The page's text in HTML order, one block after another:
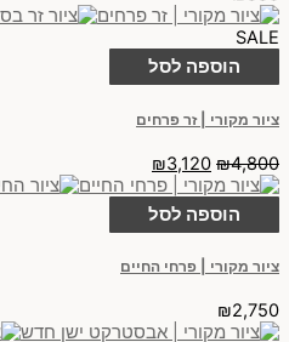
SALE
הוספה לסל
ציור מקורי | זר פרחים
₪4,800
₪3,120
הוספה לסל
ציור מקורי | פרחי החיים
₪2,750